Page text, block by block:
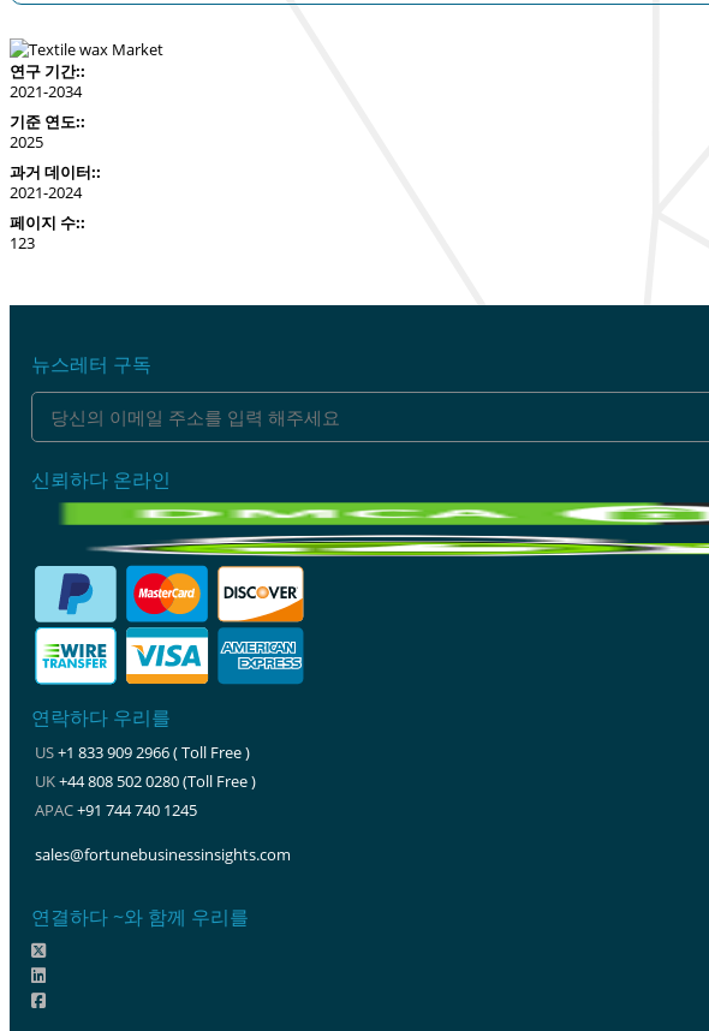
연구 기간::
2021-2034
기준 연도::
2025
과거 데이터::
2021-2024
페이지 수::
123
뉴스레터 구독
신뢰하다 온라인
연락하다 우리를
US+1 833 909 2966 ( Toll Free )
UK+44 808 502 0280 (Toll Free )
APAC+91 744 740 1245
sales@fortunebusinessinsights.com
연결하다 ~와 함께 우리를